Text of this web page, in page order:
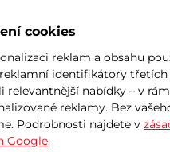
sekačka
(3600m²)
cookies
reklam a obsahu
identifikátory třetích
relevantnější nabídky – v
reklamy. Bez
Podrobnosti najdete v
Google.